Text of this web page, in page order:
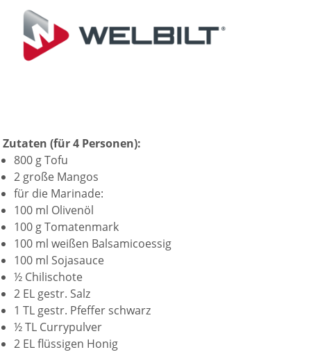
Zutaten (für 4 Personen):
800 g Tofu
2 große Mangos
für die Marinade:
100 ml Olivenöl
100 g Tomatenmark
100 ml weißen Balsamicoessig
100 ml Sojasauce
½ Chilischote
2 EL gestr. Salz
1 TL gestr. Pfeffer schwarz
½ TL Currypulver
2 EL flüssigen Honig